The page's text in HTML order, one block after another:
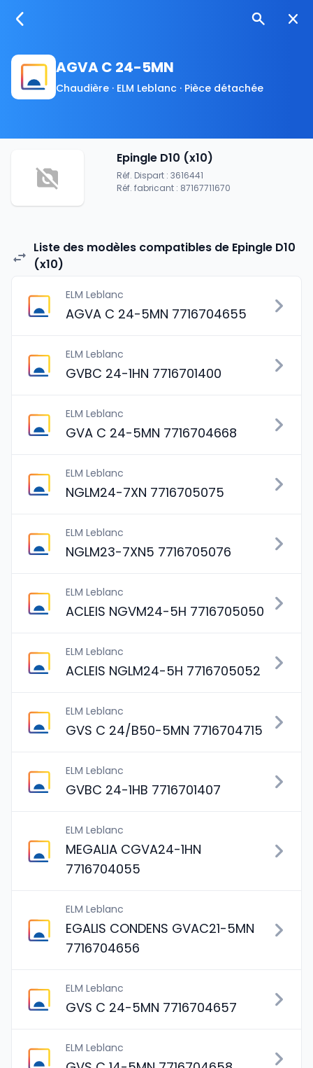
AGVA C 24-5MN
Chaudière · ELM Leblanc · Pièce détachée
Epingle D10 (x10)
Réf. Dispart : 3616441
Réf. fabricant : 87167711670
Liste des modèles compatibles de Epingle D10
(x10)
ELM Leblanc
AGVA C 24-5MN 7716704655
ELM Leblanc
GVBC 24-1HN 7716701400
ELM Leblanc
GVA C 24-5MN 7716704668
ELM Leblanc
NGLM24-7XN 7716705075
ELM Leblanc
NGLM23-7XN5 7716705076
ELM Leblanc
ACLEIS NGVM24-5H 7716705050
ELM Leblanc
ACLEIS NGLM24-5H 7716705052
ELM Leblanc
GVS C 24/B50-5MN 7716704715
ELM Leblanc
GVBC 24-1HB 7716701407
ELM Leblanc
MEGALIA CGVA24-1HN
7716704055
ELM Leblanc
EGALIS CONDENS GVAC21-5MN
7716704656
ELM Leblanc
GVS C 24-5MN 7716704657
ELM Leblanc